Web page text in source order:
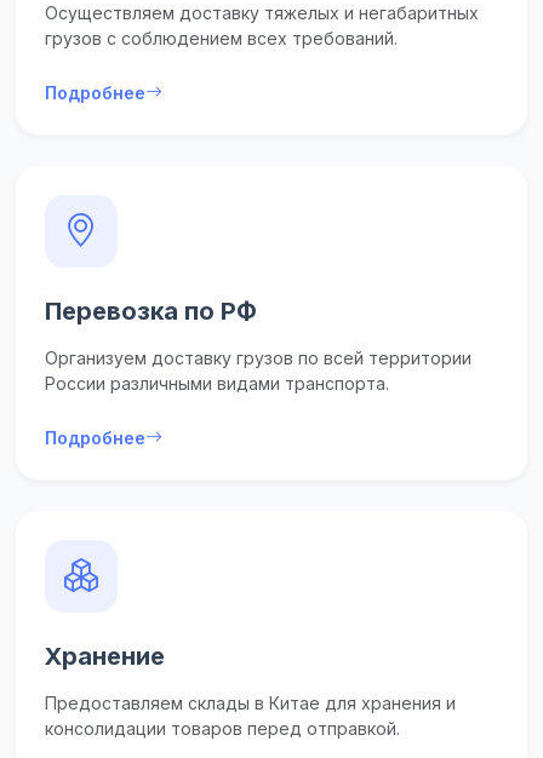
Осуществляем доставку тяжелых и негабаритных
грузов с соблюдением всех требований.
Подробнее
Перевозка по РФ
Организуем доставку грузов по всей территории
России различными видами транспорта.
Подробнее
Хранение
Предоставляем склады в Китае для хранения и
консолидации товаров перед отправкой.